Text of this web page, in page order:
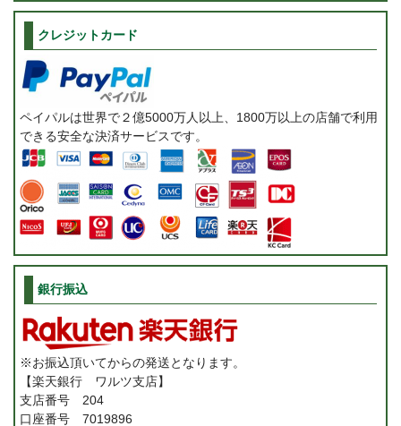
クレジットカード
ペイパルは世界で２億5000万人以上、1800万以上の店舗で利用
できる安全な決済サービスです。
銀行振込
※お振込頂いてからの発送となります。
【楽天銀行 ワルツ支店】
支店番号 204
口座番号 7019896